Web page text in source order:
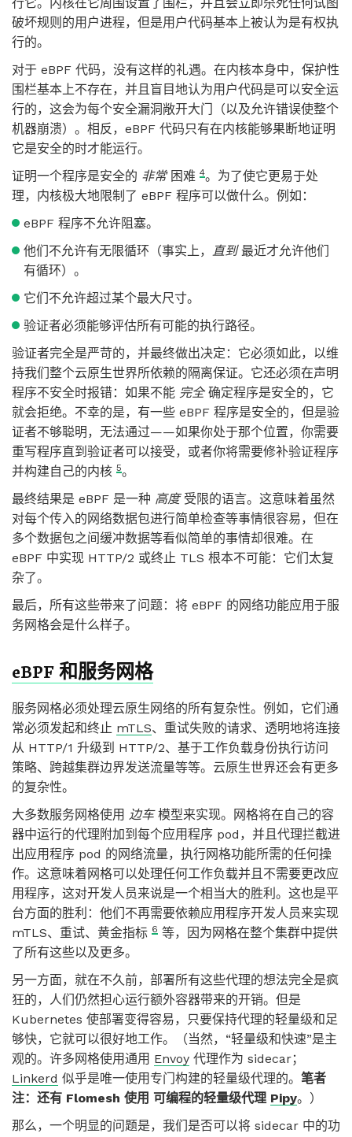
破坏规则的用户进程，但是用户代码基本上被认为是有权执
行的。
对于 eBPF 代码，没有这样的礼遇。在内核本身中，保护性
围栏基本上不存在，并且盲目地认为用户代码是可以安全运
行的，这会为每个安全漏洞敞开大门（以及允许错误使整个
机器崩溃）。相反，eBPF 代码只有在内核能够果断地证明
它是安全的时才能运行。
证明一个程序是安全的 非常困难 4。为了使它更易于处
理，内核极大地限制了 eBPF 程序可以做什么。例如：
eBPF 程序不允许阻塞。
他们不允许有无限循环（事实上， 直到最近才允许他们
有循环）。
它们不允许超过某个最大尺寸。
验证者必须能够评估所有可能的执行路径。
验证者完全是严苛的，并最终做出决定：它必须如此，以维
持我们整个云原生世界所依赖的隔离保证。它还必须在声明
程序不安全时报错：如果不能 完全确定程序是安全的，它
就会拒绝。不幸的是，有一些 eBPF 程序是安全的，但是验
证者不够聪明，无法通过——如果你处于那个位置，你需要
重写程序直到验证者可以接受，或者你将需要修补验证程序
并构建自己的内核 5。
最终结果是 eBPF 是一种 高度受限的语言。这意味着虽然
对每个传入的网络数据包进行简单检查等事情很容易，但在
多个数据包之间缓冲数据等看似简单的事情却很难。在
eBPF 中实现 HTTP/2 或终止 TLS 根本不可能：它们太复
杂了。
最后，所有这些带来了问题：将 eBPF 的网络功能应用于服
务网格会是什么样子。
eBPF 和服务网格
服务网格必须处理云原生网络的所有复杂性。例如，它们通
常必须发起和终止 mTLS、重试失败的请求、透明地将连接
从 HTTP/1 升级到 HTTP/2、基于工作负载身份执行访问
策略、跨越集群边界发送流量等等。云原生世界还会有更多
的复杂性。
大多数服务网格使用 边车模型来实现。网格将在自己的容
器中运行的代理附加到每个应用程序 pod，并且代理拦截进
出应用程序 pod 的网络流量，执行网格功能所需的任何操
作。这意味着网格可以处理任何工作负载并且不需要更改应
用程序，这对开发人员来说是一个相当大的胜利。这也是平
台方面的胜利：他们不再需要依赖应用程序开发人员来实现
mTLS、重试、黄金指标 6 等，因为网格在整个集群中提供
了所有这些以及更多。
另一方面，就在不久前，部署所有这些代理的想法完全是疯
狂的，人们仍然担心运行额外容器带来的开销。但是
Kubernetes 使部署变得容易，只要保持代理的轻量级和足
够快，它就可以很好地工作。（当然，“轻量级和快速”是主
观的。许多网格使用通用 Envoy 代理作为 sidecar；
Linkerd 似乎是唯一使用专门构建的轻量级代理的。 笔者
注：还有 Flomesh 使用 可编程的轻量级代理 Pipy。）
那么，一个明显的问题是，我们是否可以将 sidecar 中的功